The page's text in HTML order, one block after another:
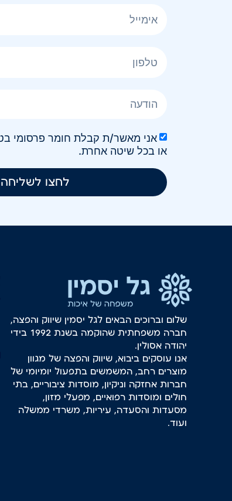
או בכל שיטה אחרת.
לחצו לשליחה
שלום וברוכים הבאים לגל יסמין שיווק והפצה,
חברה משפחתית שהוקמה בשנת 1992 בידי
יהודה אסולין.
אנו עוסקים ביבוא, שיווק והפצה של מגוון
מוצרים רחב, המשמשים בתפעול יומיומי של
חברות אחזקה וניקיון, מוסדות ציבוריים, בתי
חולים ומוסדות רפואיים, מפעלי מזון,
מסעדות והסעדה, עיריות, משרדי ממשלה
ועוד.